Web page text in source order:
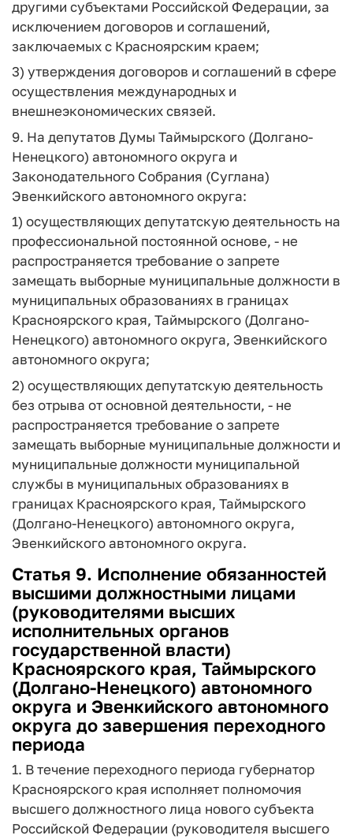
другими субъектами Российской Федерации, за
исключением договоров и соглашений,
заключаемых с Красноярским краем;
3) утверждения договоров и соглашений в сфере
осуществления международных и
внешнеэкономических связей.
9. На депутатов Думы Таймырского (Долгано-
Ненецкого) автономного округа и
Законодательного Собрания (Суглана)
Эвенкийского автономного округа:
1) осуществляющих депутатскую деятельность на
профессиональной постоянной основе, - не
распространяется требование о запрете
замещать выборные муниципальные должности в
муниципальных образованиях в границах
Красноярского края, Таймырского (Долгано-
Ненецкого) автономного округа, Эвенкийского
автономного округа;
2) осуществляющих депутатскую деятельность
без отрыва от основной деятельности, - не
распространяется требование о запрете
замещать выборные муниципальные должности и
муниципальные должности муниципальной
службы в муниципальных образованиях в
границах Красноярского края, Таймырского
(Долгано-Ненецкого) автономного округа,
Эвенкийского автономного округа.
Статья 9. Исполнение обязанностей
высшими должностными лицами
(руководителями высших
исполнительных органов
государственной власти)
Красноярского края, Таймырского
(Долгано-Ненецкого) автономного
округа и Эвенкийского автономного
округа до завершения переходного
периода
1. В течение переходного периода губернатор
Красноярского края исполняет полномочия
высшего должностного лица нового субъекта
Российской Федерации (руководителя высшего